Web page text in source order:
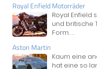
Royal Enfield Motorräder
Royal Enfield
und britische
Form....
Aston Martin
Kaum eine
hat eine so